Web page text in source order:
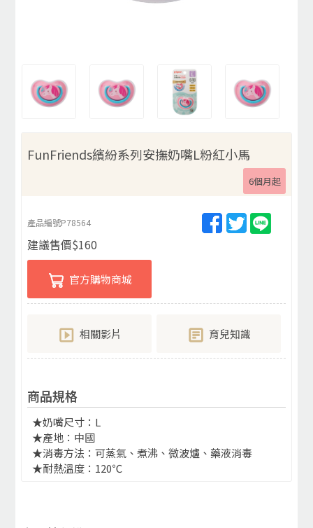
FunFriends繽紛系列安撫奶嘴L粉紅小馬
6個月起
產品編號P78564
建議售價$160
官方購物商城
相關影片 育兒知識
商品規格
★奶嘴尺寸：L
★產地：中國
★消毒方法：可蒸氣、煮沸、微波爐、藥液消毒
★耐熱溫度：120℃